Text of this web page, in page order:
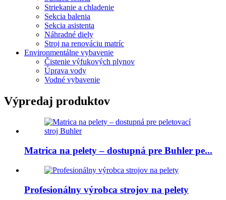
Striekanie a chladenie
Sekcia balenia
Sekcia asistenta
Náhradné diely
Stroj na renováciu matríc
Environmentálne vybavenie
Čistenie výfukových plynov
Úprava vody
Vodné vybavenie
Výpredaj produktov
Matrica na pelety – dostupná pre Buhler pe...
Profesionálny výrobca strojov na pelety